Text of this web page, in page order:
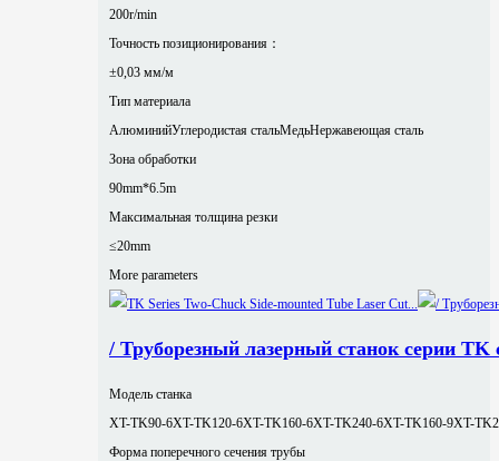
200r/min
Точность позиционирования：
±0,03 мм/м
Тип материала
АлюминийУглеродистая стальМедьНержавеющая сталь
Зона обработки
90mm*6.5m
Максимальная толщина резки
≤20mm
More parameters
/ Труборезный лазерный станок серии
Модель станка
XT-TK90-6XT-TK120-6XT-TK160-6XT-TK240-6XT-TK160-9XT-
Форма поперечного сечения трубы